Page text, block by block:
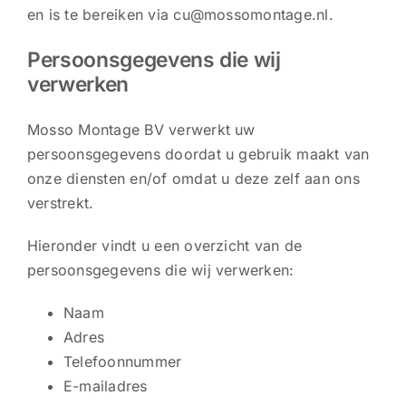
en is te bereiken via cu@mossomontage.nl.
Persoonsgegevens die wij
verwerken
Mosso Montage BV verwerkt uw
persoonsgegevens doordat u gebruik maakt van
onze diensten en/of omdat u deze zelf aan ons
verstrekt.
Hieronder vindt u een overzicht van de
persoonsgegevens die wij verwerken:
Naam
Adres
Telefoonnummer
E-mailadres